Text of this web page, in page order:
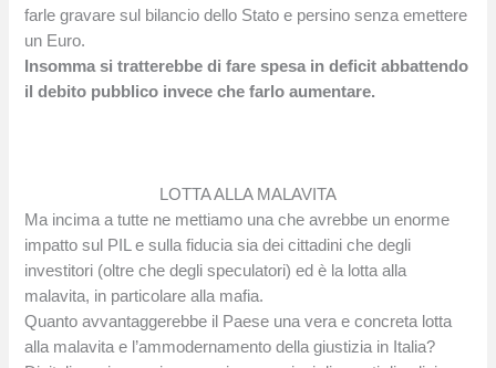
farle gravare sul bilancio dello Stato e persino senza emettere
un Euro.
Insomma si tratterebbe di fare spesa in deficit abbattendo
il debito pubblico invece che farlo aumentare.
LOTTA ALLA MALAVITA
Ma incima a tutte ne mettiamo una che avrebbe un enorme
impatto sul PIL e sulla fiducia sia dei cittadini che degli
investitori (oltre che degli speculatori) ed è la lotta alla
malavita, in particolare alla mafia.
Quanto avvantaggerebbe il Paese una vera e concreta lotta
alla malavita e l’ammodernamento della giustizia in Italia?